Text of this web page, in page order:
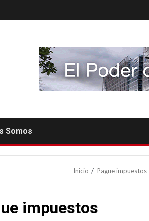
Somos
Inicio Pague impuestos
impuestos